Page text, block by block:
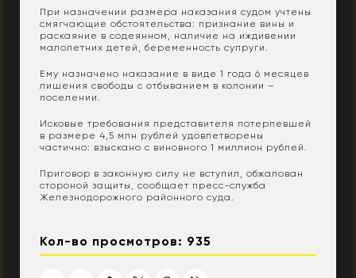
При назначении размера наказания судом учтены
смягчающие обстоятельства: признание вины и
раскаяние в содеянном, наличие на иждивении
малолетних детей, беременность супруги.
Ему назначено наказание в виде 1 года 6 месяцев
лишения свободы с отбыванием в колонии –
поселении.
Исковые требования представителя потерпевшей
в размере 4,5 млн рублей удовлетворены
частично: взыскано с виновного 1 миллион рублей.
Приговор в законную силу не вступил, обжалован
стороной защиты, сообщает пресс-служба
Железнодорожного районного суда.
Кол-во просмотров: 935